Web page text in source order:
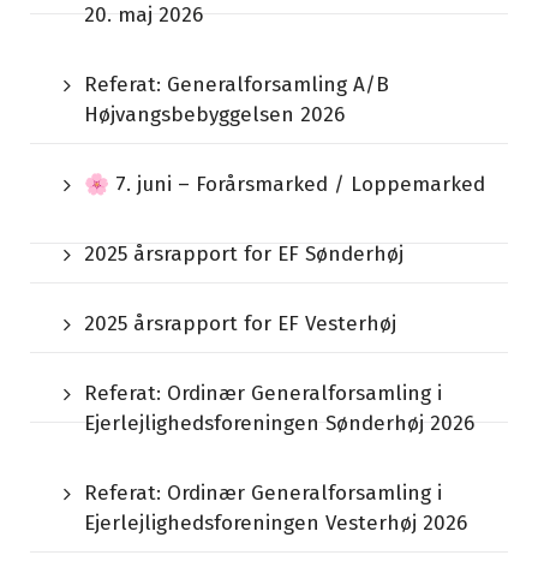
20. maj 2026
Referat: Generalforsamling A/B
Højvangsbebyggelsen 2026
🌸 7. juni – Forårsmarked / Loppemarked
2025 årsrapport for EF Sønderhøj
2025 årsrapport for EF Vesterhøj
Referat: Ordinær Generalforsamling i
Ejerlejlighedsforeningen Sønderhøj 2026
Referat: Ordinær Generalforsamling i
Ejerlejlighedsforeningen Vesterhøj 2026